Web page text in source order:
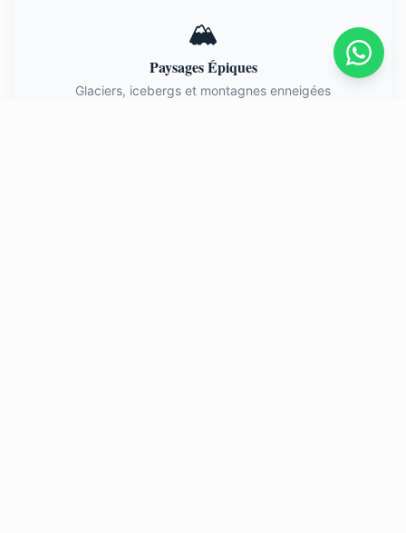
🏔️
Paysages Épiques
Glaciers, icebergs et montagnes enneigées